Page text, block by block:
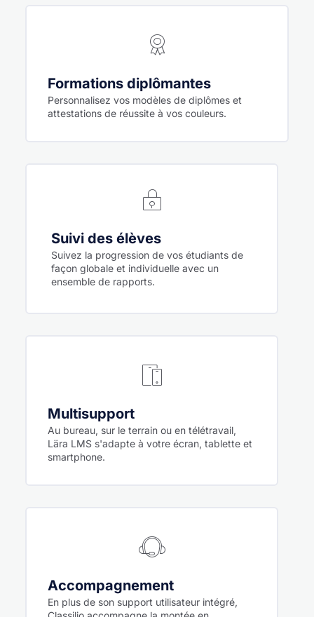
Formations diplômantes
Personnalisez vos modèles de diplômes et
attestations de réussite à vos couleurs.
Suivi des élèves
Suivez la progression de vos étudiants de
façon globale et individuelle avec un
ensemble de rapports.
Multisupport
Au bureau, sur le terrain ou en télétravail,
Lära LMS s'adapte à votre écran, tablette et
smartphone.
Accompagnement
En plus de son support utilisateur intégré,